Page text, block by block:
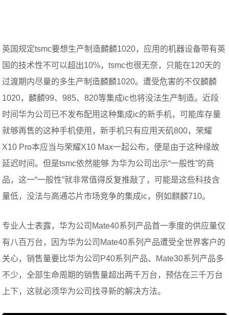
英国规定tsmc要想生产制造麟麟1020，应用的机器设备带有英
国的技术性不可以超出10%，tsmc也很无奈，只能在120天的
过渡期内尽量的多生产制造麟麟1020。遭受危害的不仅麟麟
1020，麟麟99、985、820等集成ic也将没法生产制造。近段
时间华为公司已不发布配用这种集成ic的新手机，可能库存量
就够再售的这种手机使用，新手机只有应用天矶800，荣耀
X10 Pro本应当与荣耀X10 Max一起公布，便是由于这种缘故
延迟时间。但是tsmc依然能够 为华为公司出示“一般性”的商
品，这一“一般性”就非常值得反复推敲了，可能是这些科技含
量低，没法与高通芯片市场竞争的集成ic，例如麒麟710。
专业人士表露，华为公司Mate40系列产品首一季度的供应量仅
有八百万台，因为华为公司Mate40系列产品遭受全世界客户的
关心，销售量要比华为公司P40系列产品、Mate30系列产品多
不少，全部生命周期的销售量超出两千万台，预估在三千万台
上下，这就必须华为公司找寻新的解决方法。